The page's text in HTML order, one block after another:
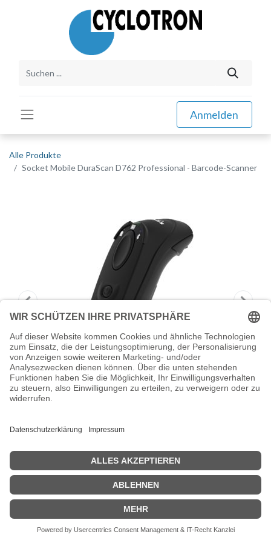
Anmelden
Alle Produkte
Socket Mobile DuraScan D762 Professional - Barcode-Scanner
Socket Mobile DuraScan D762
Professional - Barcode-Scanner
Socket Mobile DuraScan D762 - Barcode-Scanner - tragbar - 2D-
Imager - decodiert - Bluetooth 2.1 EDR (Packung mit 50)
Zeige Preise inklusiv MwSt. (Brutto)
29.284,89€ inkl. MwSt.